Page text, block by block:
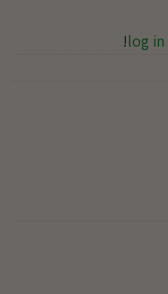
log in
!